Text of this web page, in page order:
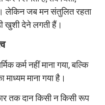
लेकिन जब मन संतुलित रहता
खुशी देने लगती हैं।
कर्म नहीं माना गया, बल्कि
माना गया है।
तक दान किसी न किसी रूप